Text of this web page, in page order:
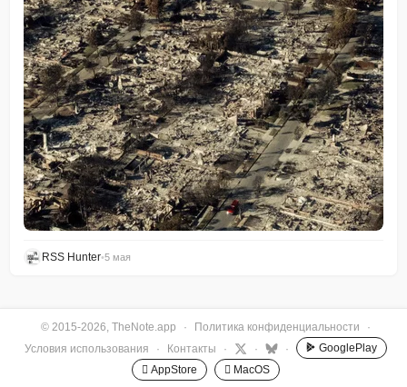
RSS Hunter•5 мая
© 2015-2026, TheNote.app · Политика конфиденциальности
·
Условия использования
· Контакты · · ·
GooglePlay
 AppStore
 MacOS